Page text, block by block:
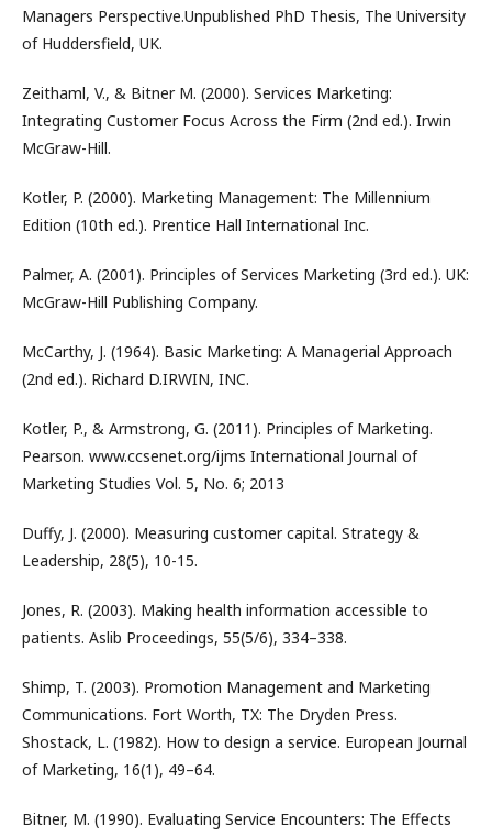
Managers Perspective.Unpublished PhD Thesis, The University
of Huddersfield, UK.
Zeithaml, V., & Bitner M. (2000). Services Marketing:
Integrating Customer Focus Across the Firm (2nd ed.). Irwin
McGraw-Hill.
Kotler, P. (2000). Marketing Management: The Millennium
Edition (10th ed.). Prentice Hall International Inc.
Palmer, A. (2001). Principles of Services Marketing (3rd ed.). UK:
McGraw-Hill Publishing Company.
McCarthy, J. (1964). Basic Marketing: A Managerial Approach
(2nd ed.). Richard D.IRWIN, INC.
Kotler, P., & Armstrong, G. (2011). Principles of Marketing.
Pearson. www.ccsenet.org/ijms International Journal of
Marketing Studies Vol. 5, No. 6; 2013
Duffy, J. (2000). Measuring customer capital. Strategy &
Leadership, 28(5), 10-15.
Jones, R. (2003). Making health information accessible to
patients. Aslib Proceedings, 55(5/6), 334–338.
Shimp, T. (2003). Promotion Management and Marketing
Communications. Fort Worth, TX: The Dryden Press.
Shostack, L. (1982). How to design a service. European Journal
of Marketing, 16(1), 49–64.
Bitner, M. (1990). Evaluating Service Encounters: The Effects